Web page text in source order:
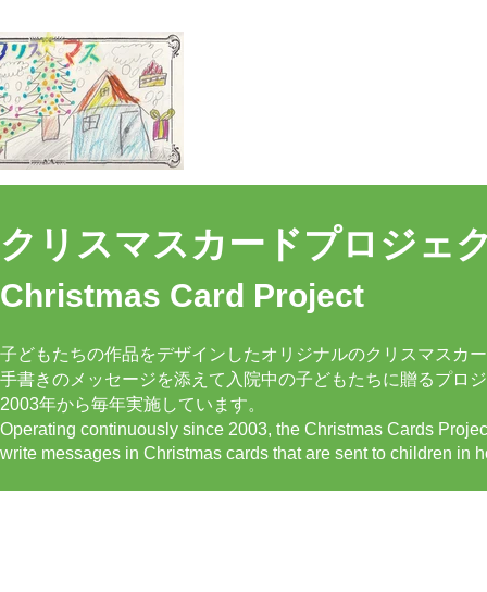
クリスマスカードプロジェ
Christmas Card Project
子どもたちの作品をデザインしたオリジナルのクリスマスカ
手書きのメッセージを添えて入院中の子どもたちに贈るプロ
2003年から毎年実施しています。
Operating continuously since 2003, the Christmas Cards
write messages in Christmas cards that are sent to children in